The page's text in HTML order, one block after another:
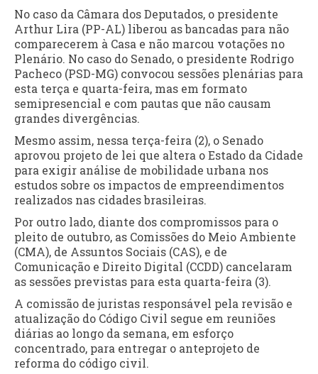
No caso da Câmara dos Deputados, o presidente
Arthur Lira (PP-AL) liberou as bancadas para não
comparecerem à Casa e não marcou votações no
Plenário. No caso do Senado, o presidente Rodrigo
Pacheco (PSD-MG) convocou sessões plenárias para
esta terça e quarta-feira, mas em formato
semipresencial e com pautas que não causam
grandes divergências.
Mesmo assim, nessa terça-feira (2), o Senado
aprovou projeto de lei que altera o Estado da Cidade
para exigir análise de mobilidade urbana nos
estudos sobre os impactos de empreendimentos
realizados nas cidades brasileiras.
Por outro lado, diante dos compromissos para o
pleito de outubro, as Comissões do Meio Ambiente
(CMA), de Assuntos Sociais (CAS), e de
Comunicação e Direito Digital (CCDD) cancelaram
as sessões previstas para esta quarta-feira (3).
A comissão de juristas responsável pela revisão e
atualização do Código Civil segue em reuniões
diárias ao longo da semana, em esforço
concentrado, para entregar o anteprojeto de
reforma do código civil.